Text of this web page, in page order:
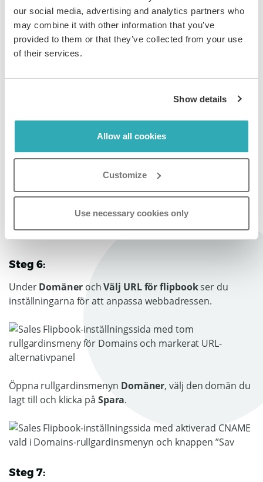
our social media, advertising and analytics partners who
may combine it with other information that you’ve
provided to them or that they’ve collected from your use
of their services.
Show details
Allow all cookies
Customize
Use necessary cookies only
När din CNAME har aktiverats visas en bekräftelse i
fältet Status. Du kan nu välja vilken flipbook som ska
använda den nya domänen.
Flipbooks-ikonen i sidomenyn.
Steg 5:
Välj den flipbook du vill tilldela domänen till och klicka
påInställningar.
Steg 6:
UnderDomäner ochVälj URL för flipbookser du
inställningarna för att anpassa webbadressen.
Öppna rullgardinsmenyn Domäner, välj den domän du
lagt till och klicka på Spara.
Steg 7: